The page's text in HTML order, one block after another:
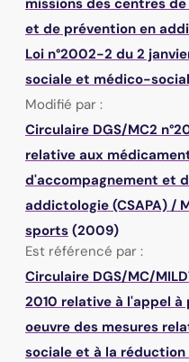
et de prévention en
Loi n°2002-2 du 2
sociale et médico-
Modifié par :
Circulaire DGS/MC2
relative aux
d'accompagnement et
addictologie (CSAPA) /
sports (2009)
Est référencé par :
Circulaire DGS/MC/
2010 relative à l'appel
oeuvre des mesures
sociale et à la